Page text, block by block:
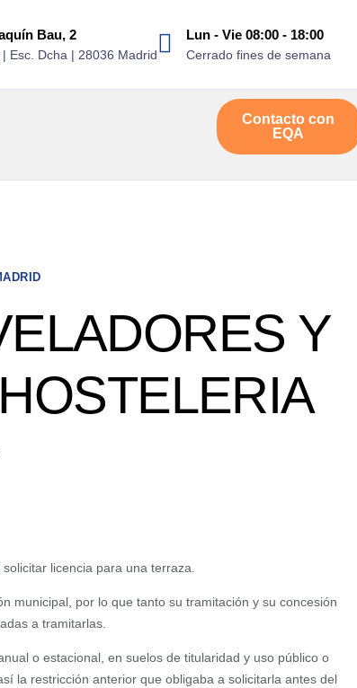
Bau, 2
| Esc. Dcha | 28036 Madrid
Lun - Vie 08:00 - 18:00
Cerrado fines de semana
Contacto con
EQA
Y
licencia para una terraza.
municipal, por lo que tanto su tramitación y su concesión
a tramitarlas.
o estacional, en suelos de titularidad y uso público o
la restricción anterior que obligaba a solicitarla antes del